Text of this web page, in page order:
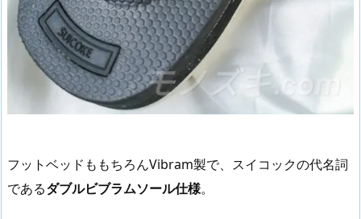
フットベッドももちろんVibram製で、スイコックの代名詞
であるダブルビブラムソール仕様。